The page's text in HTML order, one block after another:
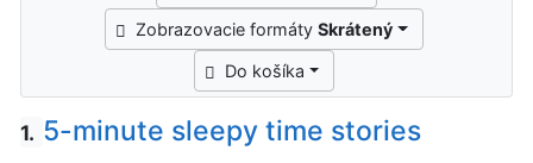
Zobrazovacie formátySkrátený
Do košíka
1. 5-minute sleepy time stories